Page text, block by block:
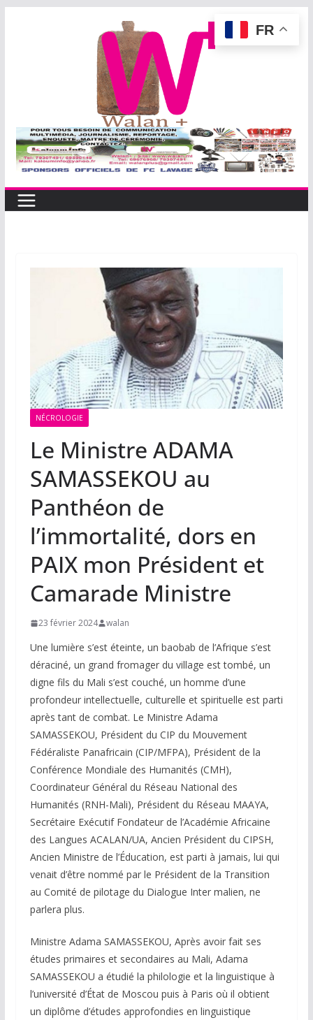
NÉCROLOGIE
Le Ministre ADAMA
SAMASSEKOU au
Panthéon de
l’immortalité, dors en
PAIX mon Président et
Camarade Ministre
23 février 2024 walan
Une lumière s’est éteinte, un baobab de l’Afrique s’est
déraciné, un grand fromager du village est tombé, un
digne fils du Mali s’est couché, un homme d’une
profondeur intellectuelle, culturelle et spirituelle est parti
après tant de combat. Le Ministre Adama
SAMASSEKOU, Président du CIP du Mouvement
Fédéraliste Panafricain (CIP/MFPA), Président de la
Conférence Mondiale des Humanités (CMH),
Coordinateur Général du Réseau National des
Humanités (RNH-Mali), Président du Réseau MAAYA,
Secrétaire Exécutif Fondateur de l’Académie Africaine
des Langues ACALAN/UA, Ancien Président du CIPSH,
Ancien Ministre de l’Éducation, est parti à jamais, lui qui
venait d’être nommé par le Président de la Transition
au Comité de pilotage du Dialogue Inter malien, ne
parlera plus.
Ministre Adama SAMASSEKOU, Après avoir fait ses
études primaires et secondaires au Mali, Adama
SAMASSEKOU a étudié la philologie et la linguistique à
l’université d’État de Moscou puis à Paris où il obtient
un diplôme d’études approfondies en linguistique
FR